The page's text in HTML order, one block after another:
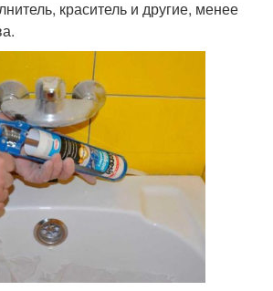
краситель и другие, менее